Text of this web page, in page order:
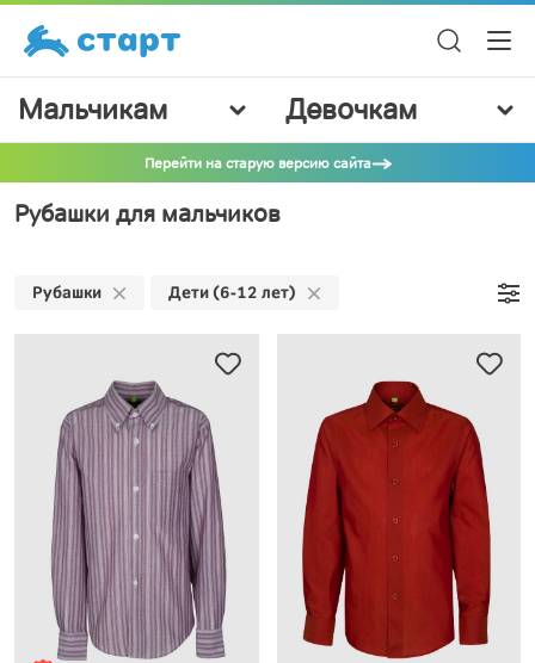
Мальчикам Девочкам
Перейти на старую версию сайта
Рубашки для мальчиков
Рубашки Дети (6-12 лет)